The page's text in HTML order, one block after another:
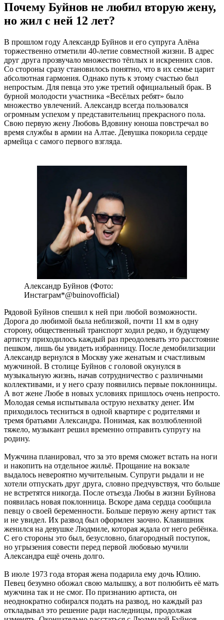
Почему Буйнов не любил вторую жену,
но жил с ней 12 лет?
В прошлом году Александр Буйнов и его супруга Алёна
торжественно отметили 40-летие совместной жизни. В адрес
друг друга прозвучало множество тёплых и искренних слов.
Со стороны сразу становилось понятно, что в их семье царит
абсолютная гармония. Однако путь к этому счастью был
непростым. Для певца это уже третий официальный брак. В
бурной молодости участника «Весёлых ребят» было
множество увлечений. Александр всегда пользовался
огромным успехом у представительниц прекрасного пола.
Свою первую жену Любовь Вдовину юноша повстречал во
время службы в армии на Алтае. Девушка покорила сердце
армейца с самого первого взгляда.
Александр Буйнов (Фото:
Инстаграм*@buinovofficial)
Рядовой Буйнов спешил к ней при любой возможности.
Дорога до любимой была неблизкой, почти 11 км в одну
сторону, общественный транспорт ходил редко, и будущему
артисту приходилось каждый раз преодолевать это расстояние
пешком, лишь бы увидеть избранницу. После демобилизации
Александр вернулся в Москву уже женатым и счастливым
мужчиной. В столице Буйнов с головой окунулся в
музыкальную жизнь, начав сотрудничество с различными
коллективами, и у него сразу появились первые поклонницы.
А вот жене Любе в новых условиях пришлось очень непросто.
Молодая семья испытывала острую нехватку денег. Им
приходилось тесниться в одной квартире с родителями и
тремя братьями Александра. Понимая, как возлюбленной
тяжело, музыкант решил временно отправить супругу на
родину.
Мужчина планировал, что за это время сможет встать на ноги
и накопить на отдельное жильё. Прощание на вокзале
выдалось невероятно мучительным. Супруги рыдали и не
хотели отпускать друг друга, словно предчувствуя, что больше
не встретятся никогда. После отъезда Любы в жизни Буйнова
появилась новая поклонница. Вскоре дама сердца сообщила
певцу о своей беременности. Больше первую жену артист так
и не увидел. Их развод был оформлен заочно. Клавишник
женился на девушке Людмиле, которая ждала от него ребёнка.
С его стороны это был, безусловно, благородный поступок,
но угрызения совести перед первой любовью мучили
Александра ещё очень долго.
В июле 1973 года вторая жена подарила ему дочь Юлию.
Певец безумно обожал свою малышку, а вот полюбить её мать
мужчина так и не смог. По признанию артиста, он
неоднократно собирался подать на развод, но каждый раз
откладывал это решение ради наследницы, продолжая